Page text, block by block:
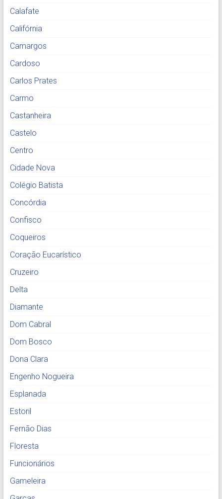
Calafate
Califórnia
Camargos
Cardoso
Carlos Prates
Carmo
Castanheira
Castelo
Centro
Cidade Nova
Colégio Batista
Concórdia
Confisco
Coqueiros
Coração Eucarístico
Cruzeiro
Delta
Diamante
Dom Cabral
Dom Bosco
Dona Clara
Engenho Nogueira
Esplanada
Estoril
Fernão Dias
Floresta
Funcionários
Gameleira